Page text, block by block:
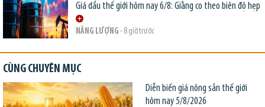
Giá dầu thế giới hôm nay 6/8: Giằng co theo biên độ hẹp
NĂNG LƯỢNG - 8 giờ trước
CÙNG CHUYÊN MỤC
Diễn biến giá nông sản thế giới
hôm nay 5/8/2026